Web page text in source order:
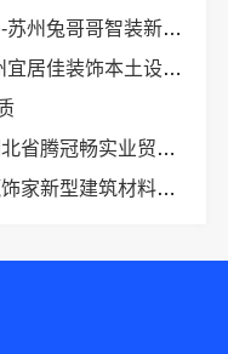
智装新材料有限公司全包
饰本土设计案例鉴赏
贸易有限公司一手货源
材料有限公司精准核算